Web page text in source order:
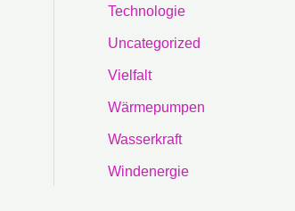
Technologie
Uncategorized
Vielfalt
Wärmepumpen
Wasserkraft
Windenergie